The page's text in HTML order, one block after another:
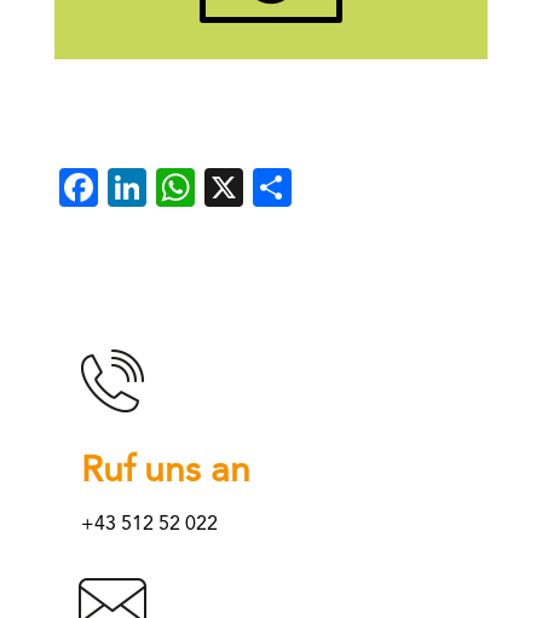
Facebook
LinkedIn
WhatsApp
X
Ruf uns an
+43 512 52 022